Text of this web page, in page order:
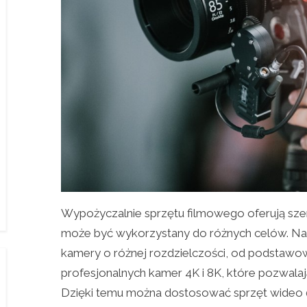
Wypożyczalnie sprzętu filmowego oferują
może być wykorzystany do różnych celów.
kamery o różnej rozdzielczości, od
profesjonalnych kamer 4K i 8K, które
Dzięki temu można dostosować sprzęt